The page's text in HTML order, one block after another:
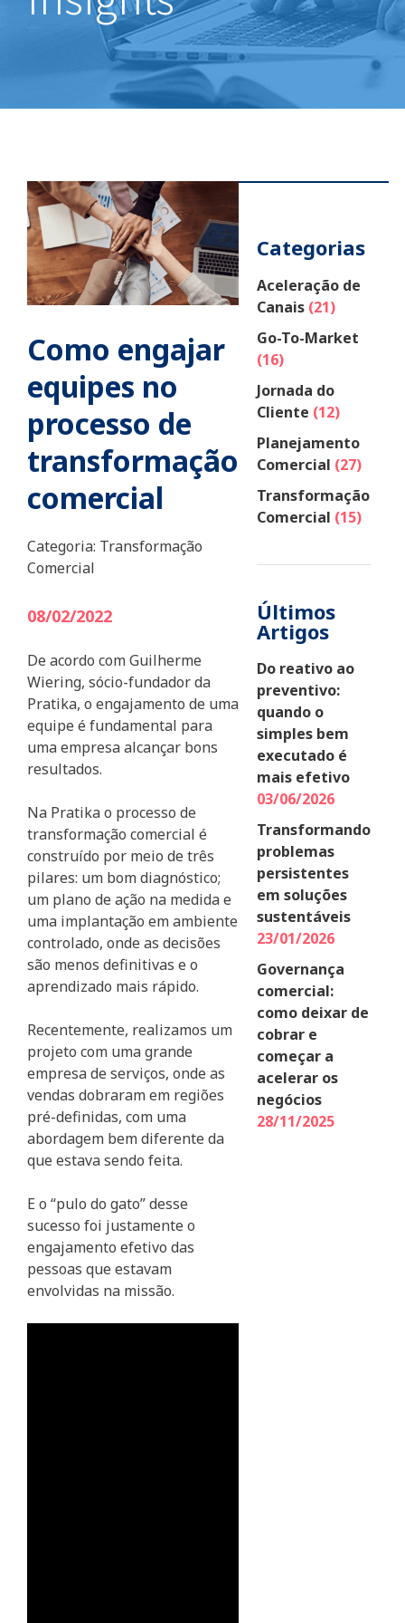
Como engajar
equipes no
processo de
transformação
comercial
Categoria: Transformação
Comercial
08/02/2022
De acordo com Guilherme
Wiering, sócio-fundador da
Pratika, o engajamento de uma
equipe é fundamental para
uma empresa alcançar bons
resultados.
Na Pratika o processo de
transformação comercial é
construído por meio de três
pilares: um bom diagnóstico;
um plano de ação na medida e
uma implantação em ambiente
controlado, onde as decisões
são menos definitivas e o
aprendizado mais rápido.
Recentemente, realizamos um
projeto com uma grande
empresa de serviços, onde as
vendas dobraram em regiões
pré-definidas, com uma
abordagem bem diferente da
que estava sendo feita.
E o “pulo do gato” desse
sucesso foi justamente o
engajamento efetivo das
pessoas que estavam
envolvidas na missão.
Categorias
Aceleração de
Canais (21)
Go-To-Market
(16)
Jornada do
Cliente (12)
Planejamento
Comercial (27)
Transformação
Comercial (15)
Últimos
Artigos
Do reativo ao
preventivo:
quando o
simples bem
executado é
mais efetivo
03/06/2026
Transformando
problemas
persistentes
em soluções
sustentáveis
23/01/2026
Governança
comercial:
como deixar de
cobrar e
começar a
acelerar os
negócios
28/11/2025